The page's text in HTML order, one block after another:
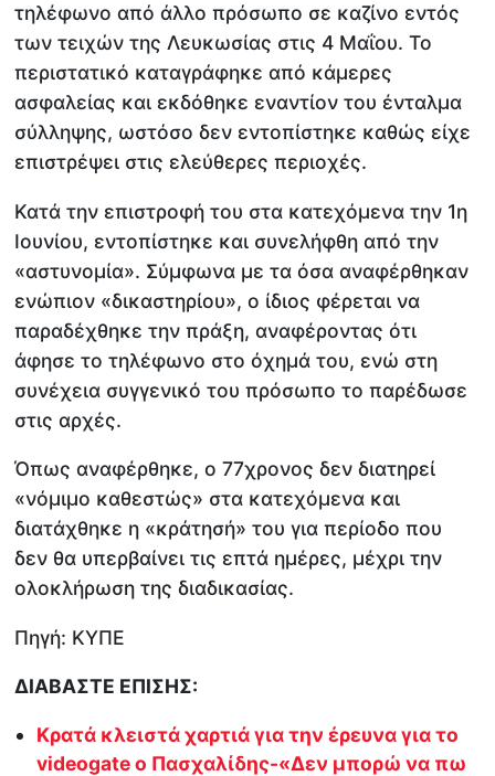
τηλέφωνο από άλλο πρόσωπο σε καζίνο εντός
των τειχών της Λευκωσίας στις 4 Μαΐου. Το
περιστατικό καταγράφηκε από κάμερες
ασφαλείας και εκδόθηκε εναντίον του ένταλμα
σύλληψης, ωστόσο δεν εντοπίστηκε καθώς είχε
επιστρέψει στις ελεύθερες περιοχές.
Κατά την επιστροφή του στα κατεχόμενα την 1η
Ιουνίου, εντοπίστηκε και συνελήφθη από την
«αστυνομία». Σύμφωνα με τα όσα αναφέρθηκαν
ενώπιον «δικαστηρίου», ο ίδιος φέρεται να
παραδέχθηκε την πράξη, αναφέροντας ότι
άφησε το τηλέφωνο στο όχημά του, ενώ στη
συνέχεια συγγενικό του πρόσωπο το παρέδωσε
στις αρχές.
Όπως αναφέρθηκε, ο 77χρονος δεν διατηρεί
«νόμιμο καθεστώς» στα κατεχόμενα και
διατάχθηκε η «κράτησή» του για περίοδο που
δεν θα υπερβαίνει τις επτά ημέρες, μέχρι την
ολοκλήρωση της διαδικασίας.
Πηγή: ΚΥΠΕ
ΔΙΑΒΑΣΤΕ ΕΠΙΣΗΣ:
Κρατά κλειστά χαρτιά για την έρευνα για το
videogate ο Πασχαλίδης-«Δεν μπορώ να πω